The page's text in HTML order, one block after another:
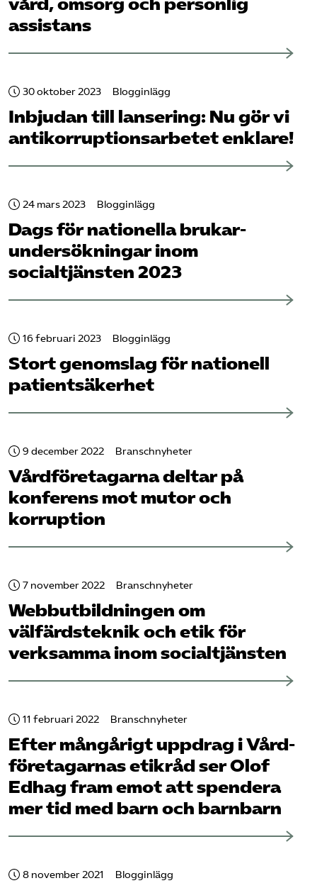
assistans
30 oktober 2023 Blogginlägg
Inbjudan till lansering: Nu gör vi
antikorruptions­arbetet enklare!
24 mars 2023 Blogginlägg
Dags för nationella brukar­
undersökningar inom
socialtjänsten 2023
16 februari 2023 Blogginlägg
Stort genomslag för nationell
patient­säkerhet
9 december 2022 Branschnyheter
Vård­företagarna deltar på
konferens mot mutor och
korruption
7 november 2022 Branschnyheter
Webb­utbildningen om
välfärdsteknik och etik för
verksamma inom socialtjänsten
11 februari 2022 Branschnyheter
Efter mångårigt uppdrag i Vård­
företagarnas etikråd ser Olof
Edhag fram emot att spendera
mer tid med barn och barnbarn
8 november 2021 Blogginlägg